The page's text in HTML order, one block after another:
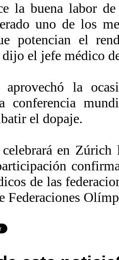
la buena labor
uno de los
potencian el
dijo el jefe médico
la
conferencia
el dopaje.
en
de las
Federaciones